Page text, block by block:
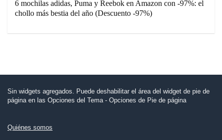
6 mochilas adidas, Puma y Reebok en Amazon con -97%: el
chollo más bestia del año (Descuento -97%)
Sin widgets agregados. Puede deshabilitar el área del widget de pie de
página en las Opciones del Tema - Opciones de Pie de página
Quiénes somos